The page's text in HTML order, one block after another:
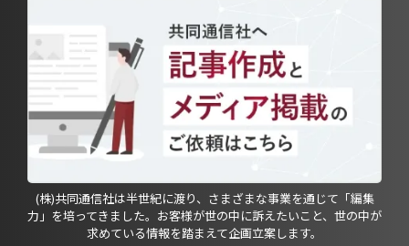
(株)共同通信社は半世紀に渡り、さまざまな事業を通じて「編集
力」を培ってきました。お客様が世の中に訴えたいこと、世の中が
求めている情報を踏まえて企画立案します。